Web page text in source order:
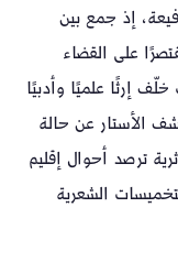
إذ جمع بين
على القضاء
إرثًا علميًا وأدبيًا
الأستار عن حالة
ترصد أحوال إقليم
الشعرية